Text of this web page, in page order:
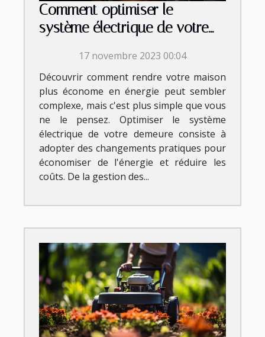
Comment optimiser le
système électrique de votre
17 novembre 2023 00:04
Découvrir comment rendre votre maison
plus économe en énergie peut sembler
complexe, mais c'est plus simple que vous
ne le pensez. Optimiser le système
électrique de votre demeure consiste à
adopter des changements pratiques pour
économiser de l'énergie et réduire les
coûts. De la gestion des...